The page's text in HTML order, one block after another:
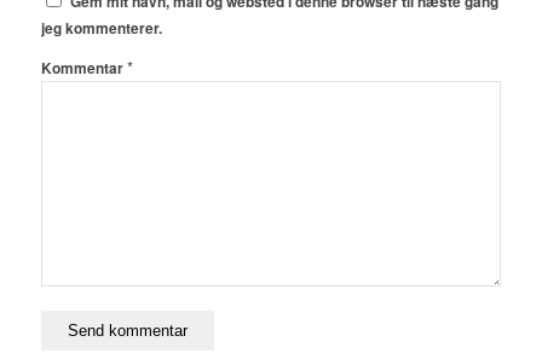
jeg kommenterer.
Kommentar*